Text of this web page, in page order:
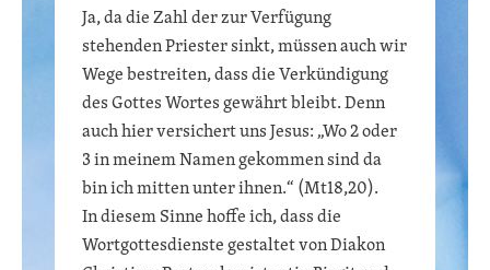
Ja, da die Zahl der zur Verfügung
stehenden Priester sinkt, müssen auch wir
Wege bestreiten, dass die Verkündigung
des Gottes Wortes gewährt bleibt. Denn
auch hier versichert uns Jesus: „Wo 2 oder
3 in meinem Namen gekommen sind da
bin ich mitten unter ihnen.“ (Mt18,20).
In diesem Sinne hoffe ich, dass die
Wortgottesdienste gestaltet von Diakon